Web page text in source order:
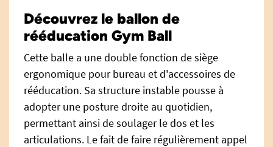
Découvrez le ballon de
rééducation Gym Ball
Cette balle a une double fonction de siège
ergonomique pour bureau et d'accessoires de
rééducation. Sa structure instable pousse à
adopter une posture droite au quotidien,
permettant ainsi de soulager le dos et les
articulations. Le fait de faire régulièrement appel